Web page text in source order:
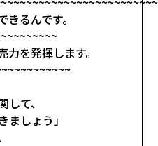
きるんです。
を発揮します。
て、
ましょう」